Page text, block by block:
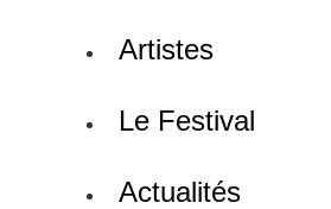
Artistes
Le Festival
Actualités